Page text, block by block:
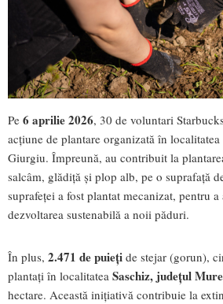
Pe 6 aprilie 2026, 30 de voluntari
acțiune de plantare organizată în
Giurgiu. Împreună, au contribuit la
salcâm, glădiță și plop alb, pe o suprafață
suprafeței a fost plantat mecanizat, pentru
dezvoltarea sustenabilă a noii păduri.
În plus, 2.471 de puieți de stejar (gorun),
plantați în localitatea Saschiz, județul
hectare. Această inițiativă contribuie la